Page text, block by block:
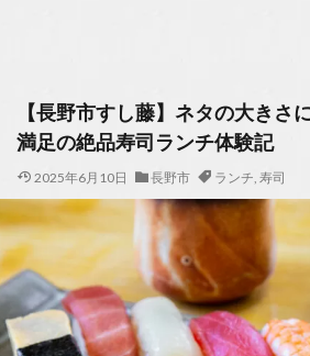
【長野市すし藤】ネタの大きさ
満足の絶品寿司ランチ体験記
2025年6月10日 長野市 ランチ, 寿司